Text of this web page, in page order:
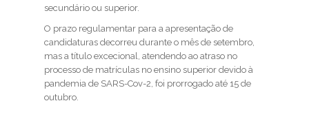
secundário ou superior.
O prazo regulamentar para a apresentação de
candidaturas decorreu durante o mês de setembro,
mas a título excecional, atendendo ao atraso no
processo de matrículas no ensino superior devido à
pandemia de SARS-Cov-2, foi prorrogado até 15 de
outubro.